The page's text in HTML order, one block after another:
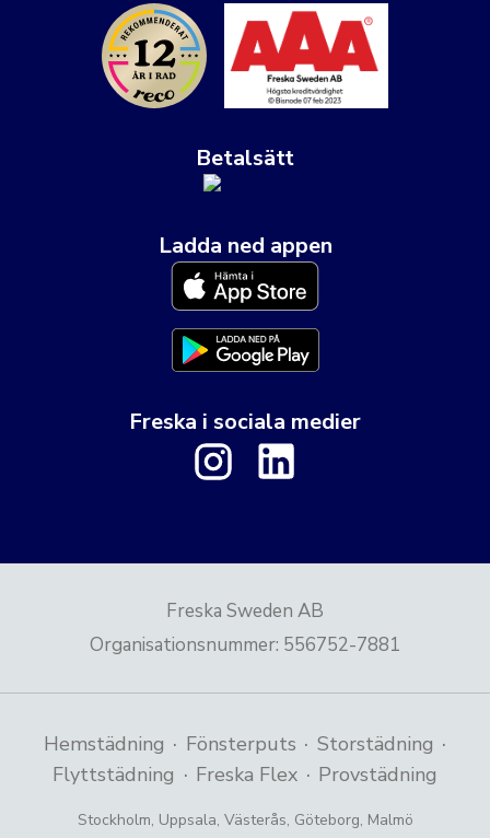
Betalsätt
Ladda ned appen
Freska i sociala medier
Freska Sweden AB
Organisationsnummer: 556752-7881
Hemstädning · Fönsterputs · Storstädning ·
Flyttstädning · Freska Flex · Provstädning
Stockholm, Uppsala, Västerås, Göteborg, Malmö